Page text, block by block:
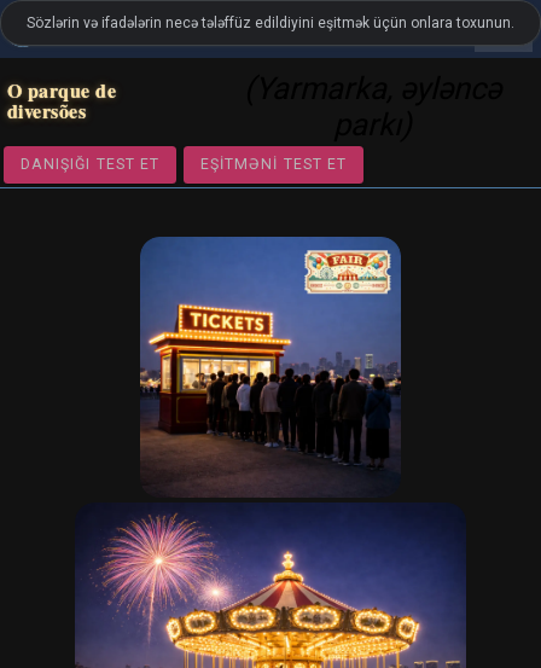
LanguageGuide.org•Braziliya portuqal dilinin vizual lüğəti
settings
O parque de
diversões
DANIŞIĞI TEST ET EŞITMƏNI TEST ET
Sözlərin və ifadələrin necə tələffüz edildiyini eşitmək üçün onlara toxunun.